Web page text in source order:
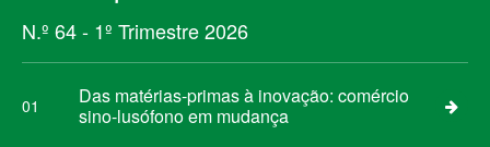
N.º 64 - 1º Trimestre 2026
01
Das matérias-primas à inovação: comércio
sino-lusófono em mudança